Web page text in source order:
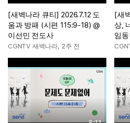
[새벽나라 큐티] 2026.7.12 도
움과 방패 (시편 115:9-18) @
이선민 전도사
CGNTV 새벽나라, 2주 전
[새
상,
임